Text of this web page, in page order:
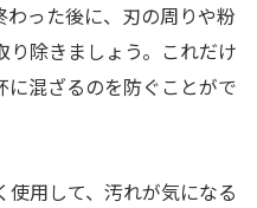
った後に、刃の周りや粉
除きましょう。これだけ
混ざるのを防ぐことがで
用して、汚れが気になる